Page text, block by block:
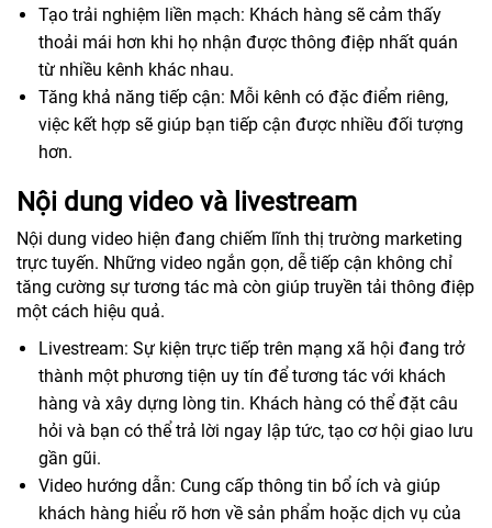
Tạo trải nghiệm liền mạch: Khách hàng sẽ cảm thấy
thoải mái hơn khi họ nhận được thông điệp nhất quán
từ nhiều kênh khác nhau.
Tăng khả năng tiếp cận: Mỗi kênh có đặc điểm riêng,
việc kết hợp sẽ giúp bạn tiếp cận được nhiều đối tượng
hơn.
Nội dung video và livestream
Nội dung video hiện đang chiếm lĩnh thị trường marketing
trực tuyến. Những video ngắn gọn, dễ tiếp cận không chỉ
tăng cường sự tương tác mà còn giúp truyền tải thông điệp
một cách hiệu quả.
Livestream: Sự kiện trực tiếp trên mạng xã hội đang trở
thành một phương tiện uy tín để tương tác với khách
hàng và xây dựng lòng tin. Khách hàng có thể đặt câu
hỏi và bạn có thể trả lời ngay lập tức, tạo cơ hội giao lưu
gần gũi.
Video hướng dẫn: Cung cấp thông tin bổ ích và giúp
khách hàng hiểu rõ hơn về sản phẩm hoặc dịch vụ của